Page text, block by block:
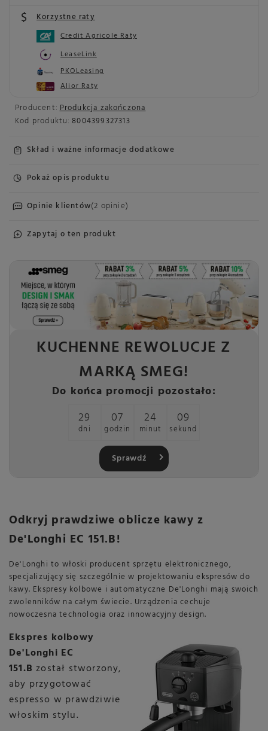
Producent: Produkcja zakończona
Kod produktu: 8004399327313
Skład i ważne informacje dodatkowe
Pokaż opis produktu
Opinie klientów(2 opinie)
Zapytaj o ten produkt
Korzystne raty
Credit Agricole Raty
LeaseLink
PKOLeasing
Alior Raty
KUCHENNE REWOLUCJE Z
MARKĄ SMEG!
Do końca promocji pozostało:
29
dni
07
godzin
24
minut
09
sekund
Sprawdź
Odkryj prawdziwe oblicze kawy z
De'Longhi EC 151.B!
De'Longhi to włoski producent sprzętu elektronicznego,
specjalizujący się szczególnie w projektowaniu ekspresów do
kawy. Ekspresy kolbowe i automatyczne De'Longhi mają swoich
zwolenników na całym świecie. Urządzenia cechuje
nowoczesna technologia oraz innowacyjny design.
Ekspres kolbowy
De'Longhi EC
151.B został stworzony,
aby przygotować
espresso w prawdziwie
włoskim stylu.